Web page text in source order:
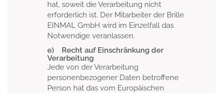
hat, soweit die Verarbeitung nicht
erforderlich ist. Der Mitarbeiter der Brille
EINMAL GmbH wird im Einzelfall das
Notwendige veranlassen.
e) Recht auf Einschränkung der
Verarbeitung
Jede von der Verarbeitung
personenbezogener Daten betroffene
Person hat das vom Europäischen